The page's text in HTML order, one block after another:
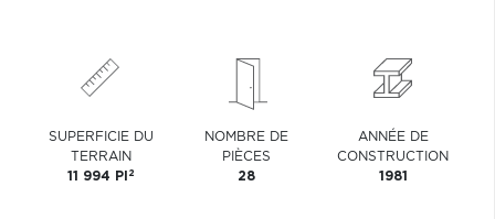
SUPERFICIE DU
TERRAIN
11 994 PI 2
NOMBRE DE
PIÈCES
28
ANNÉE DE
CONSTRUCTION
1981